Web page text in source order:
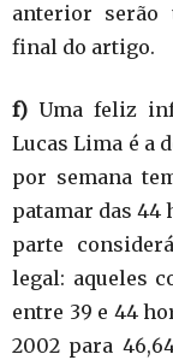
anterior serão
final do artigo.
f) Uma feliz
Lucas Lima é a
por semana
patamar das 44
parte
legal: aqueles
entre 39 e 44
2002 para